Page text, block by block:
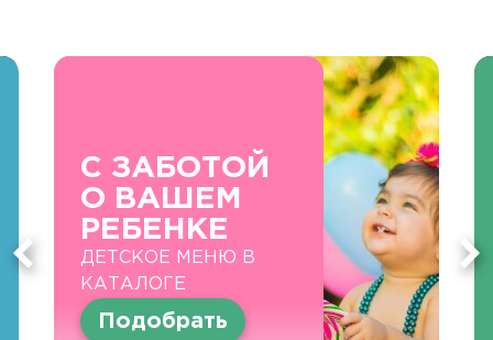
С ЗАБОТОЙ
О ВАШЕМ
РЕБЕНКЕ
ДЕТСКОЕ МЕНЮ В
КАТАЛОГЕ
Подобрать